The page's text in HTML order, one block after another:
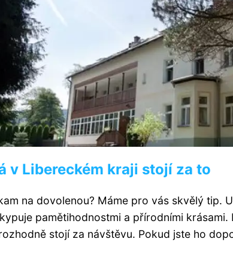
v Libereckém kraji stojí za to
na dovolenou? Máme pro vás skvělý tip.
pamětihodnostmi a přírodními
stojí za návštěvu. Pokud jste ho